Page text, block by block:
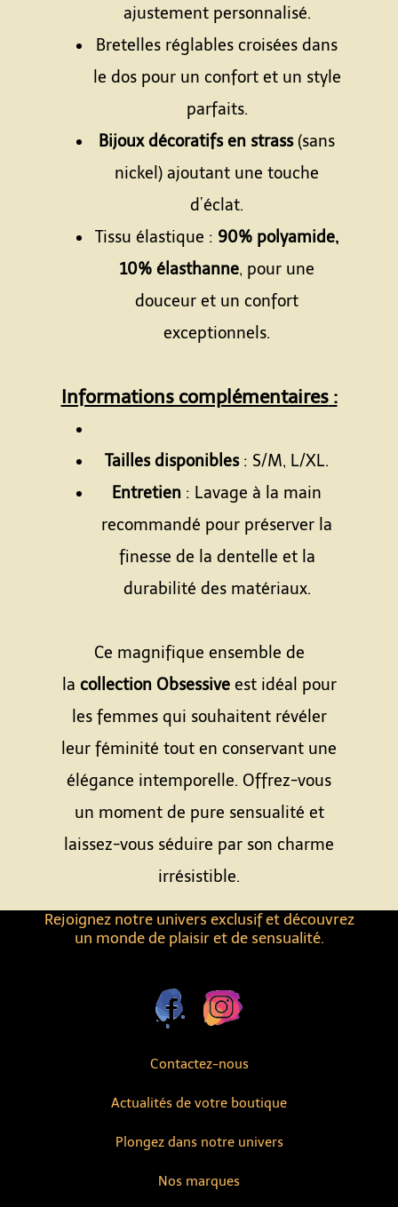
Contactez-nous
Actualités de votre boutique
Nos marques
Rejoignez notre univers exclusif et découvrez
un monde de plaisir et de sensualité.
Plongez dans notre univers
ajustement personnalisé.
Bretelles réglables croisées dans
le dos pour un confort et un style
parfaits.
Bijoux décoratifs en strass(sans
nickel) ajoutant une touche
d’éclat.
Tissu élastique : 90% polyamide,
10% élasthanne, pour une
douceur et un confort
exceptionnels.
Informations complémentaires:
Tailles disponibles: S/M, L/XL.
Entretien : Lavage à la main
recommandé pour préserver la
finesse de la dentelle et la
durabilité des matériaux.
Ce magnifique ensemble de
la collection Obsessiveest idéal pour
les femmes qui souhaitent révéler
leur féminité tout en conservant une
élégance intemporelle. Offrez-vous
un moment de pure sensualité et
laissez-vous séduire par son charme
irrésistible.